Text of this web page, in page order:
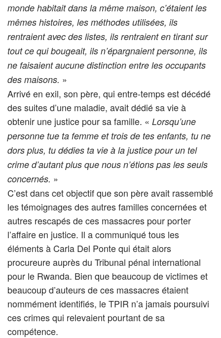
monde habitait dans la même maison, c’étaient les
mêmes histoires, les méthodes utilisées, ils
rentraient avec des listes, ils rentraient en tirant sur
tout ce qui bougeait, ils n’épargnaient personne, ils
ne faisaient aucune distinction entre les occupants
des maisons. »
Arrivé en exil, son père, qui entre-temps est décédé
des suites d’une maladie, avait dédié sa vie à
obtenir une justice pour sa famille. « Lorsqu’une
personne tue ta femme et trois de tes enfants, tu ne
dors plus, tu dédies ta vie à la justice pour un tel
crime d’autant plus que nous n’étions pas les seuls
concernés. »
C’est dans cet objectif que son père avait rassemblé
les témoignages des autres familles concernées et
autres rescapés de ces massacres pour porter
l’affaire en justice. Il a communiqué tous les
éléments à Carla Del Ponte qui était alors
procureure auprès du Tribunal pénal international
pour le Rwanda. Bien que beaucoup de victimes et
beaucoup d’auteurs de ces massacres étaient
nommément identifiés, le TPIR n’a jamais poursuivi
ces crimes qui relevaient pourtant de sa
compétence.